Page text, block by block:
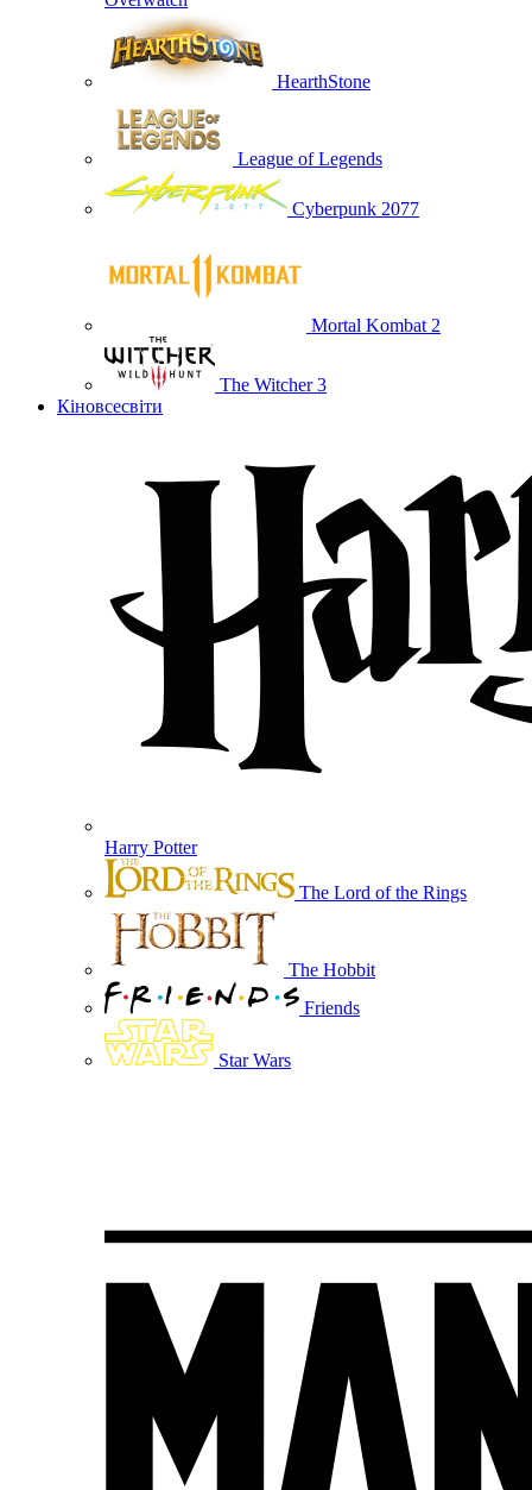
HearthStone
League of Legends
Cyberpunk 2077
Mortal Kombat 2
The Witcher 3
Кіновсесвіти
Harry Potter
The Lord of the Rings
The Hobbit
Friends
Star Wars